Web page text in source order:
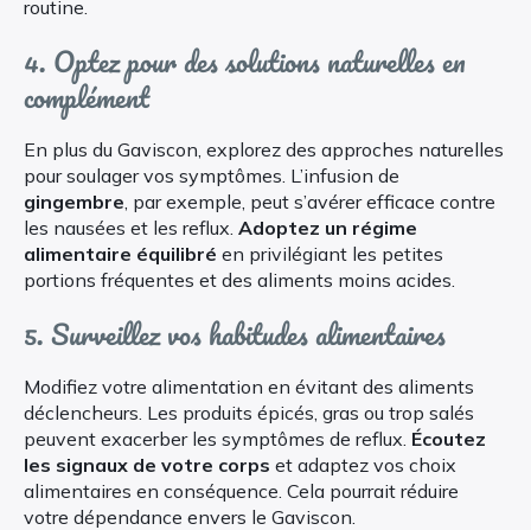
routine.
4. Optez pour des solutions naturelles en
complément
En plus du Gaviscon, explorez des approches naturelles
pour soulager vos symptômes. L’infusion de
gingembre , par exemple, peut s’avérer efficace contre
les nausées et les reflux. Adoptez un régime
alimentaire équilibré en privilégiant les petites
portions fréquentes et des aliments moins acides.
5. Surveillez vos habitudes alimentaires
Modifiez votre alimentation en évitant des aliments
déclencheurs. Les produits épicés, gras ou trop salés
peuvent exacerber les symptômes de reflux. Écoutez
les signaux de votre corps et adaptez vos choix
alimentaires en conséquence. Cela pourrait réduire
votre dépendance envers le Gaviscon.